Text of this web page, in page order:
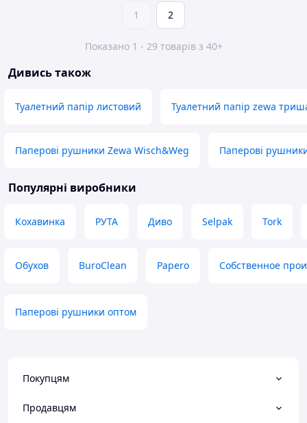
1 2
Показано 1 - 29 товарів з 40+
Дивись також
Туалетний папір листовий Туалетний папір zewa
Паперові рушники Zewa Wisch&Weg Паперові
Популярні виробники
Кохавинка РУТА Диво Selpak Tork
Обухов BuroClean Papero Собственное
Паперові рушники оптом
Покупцям
Продавцям